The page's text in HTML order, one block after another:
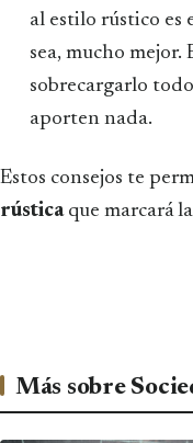
al estilo rústico es
sea, mucho mejor.
sobrecargarlo
aporten nada.
Estos consejos te
rústicaque marcará
Más sobre